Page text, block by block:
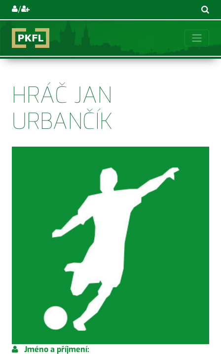
/
HRÁČ JAN
URBANČÍK
Jméno a příjmení: